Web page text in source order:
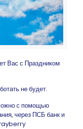
Вас с Праздником
не будет.
с помощью
через ПСБ банк и